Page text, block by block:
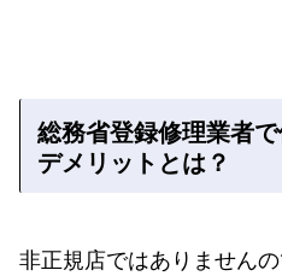
総務省登録修理業者
デメリットとは？
非正規店ではありません